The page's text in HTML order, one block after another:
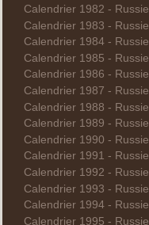
Calendrier 1982 - Russie
Calendrier 1983 - Russie
Calendrier 1984 - Russie
Calendrier 1985 - Russie
Calendrier 1986 - Russie
Calendrier 1987 - Russie
Calendrier 1988 - Russie
Calendrier 1989 - Russie
Calendrier 1990 - Russie
Calendrier 1991 - Russie
Calendrier 1992 - Russie
Calendrier 1993 - Russie
Calendrier 1994 - Russie
Calendrier 1995 - Russie